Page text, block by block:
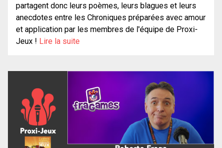
partagent donc leurs poèmes, leurs blagues et leurs
anecdotes entre les Chroniques préparées avec amour
et application par les membres de l'équipe de Proxi-
Jeux ! Lire la suite